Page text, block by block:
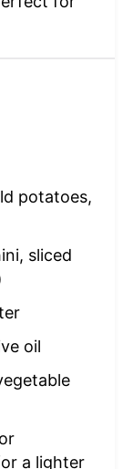
potatoes,
sliced
oil
a lighter